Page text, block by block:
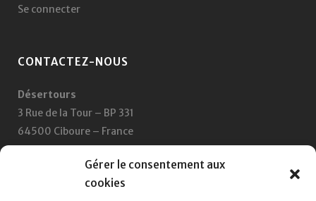
Gérer le consentement aux
cookies
Se connecter
CONTACTEZ-NOUS
Désertours
3 Rue de la Tour – BP 331
64500 Ciboure – France
+33 5 59 47 47 47